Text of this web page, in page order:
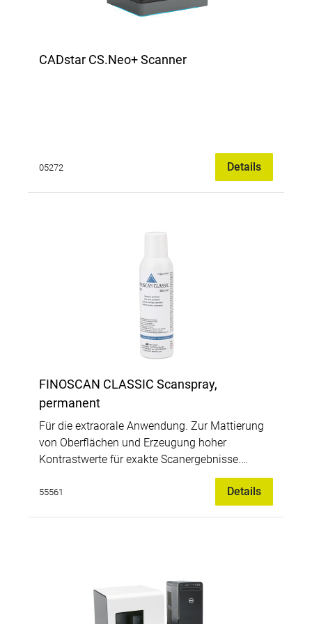
CADstar CS.Neo+ Scanner
05272 Details
FINOSCAN CLASSIC Scanspray,
permanent
Für die extraorale Anwendung. Zur Mattierung
von Oberflächen und Erzeugung hoher
Kontrastwerte für exakte Scanergebnisse.
Haftet auf allen Materialien. Auch hervorragend
für Teleskope geeignet. Frei von
Titandioxid.Vorteile:Homogene und sehr feine
komplett mit Sprühkanüle.weiß
55561 Details